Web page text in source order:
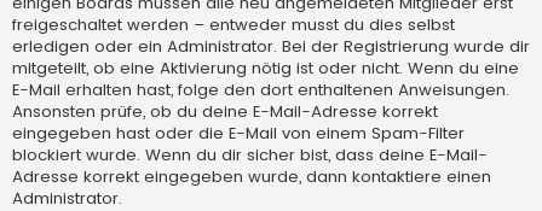
freigeschaltet werden – entweder musst du dies selbst
erledigen oder ein Administrator. Bei der Registrierung wurde dir
mitgeteilt, ob eine Aktivierung nötig ist oder nicht. Wenn du eine
E-Mail erhalten hast, folge den dort enthaltenen Anweisungen.
Ansonsten prüfe, ob du deine E-Mail-Adresse korrekt
eingegeben hast oder die E-Mail von einem Spam-Filter
blockiert wurde. Wenn du dir sicher bist, dass deine E-Mail-
Adresse korrekt eingegeben wurde, dann kontaktiere einen
Administrator.